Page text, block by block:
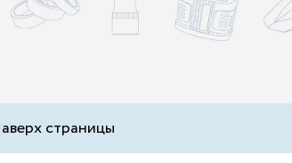
страницы